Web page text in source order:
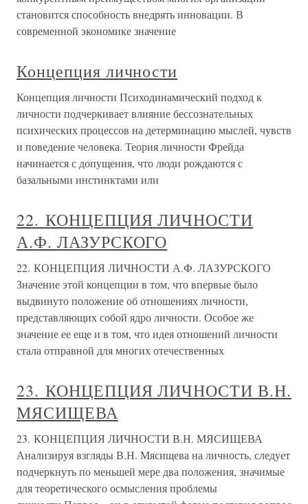
становится способность внедрять инновации. В
современной экономике значение
Концепция личности
Концепция личности Психодинамический подход к
личности подчеркивает влияние бессознательных
психических процессов на детерминацию мыслей, чувств
и поведение человека. Теория личности Фрейда
начинается с допущения, что люди рождаются с
базальными инстинктами или
22. КОНЦЕПЦИЯ ЛИЧНОСТИ
А.Ф. ЛАЗУРСКОГО
22. КОНЦЕПЦИЯ ЛИЧНОСТИ А.Ф. ЛАЗУРСКОГО
Значение этой концепции в том, что впервые было
выдвинуто положение об отношениях личности,
представляющих собой ядро личности. Особое же
значение ее еще и в том, что идея отношений личности
стала отправной для многих отечественных
23. КОНЦЕПЦИЯ ЛИЧНОСТИ В.Н.
МЯСИЩЕВА
23. КОНЦЕПЦИЯ ЛИЧНОСТИ В.Н. МЯСИЩЕВА
Анализируя взгляды В.Н. Мясищева на личность, следует
подчеркнуть по меньшей мере два положения, значимые
для теоретического осмысления проблемы